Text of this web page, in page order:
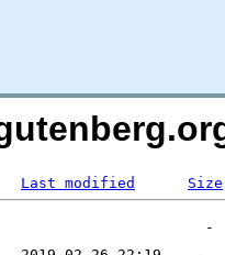
Last modified Size